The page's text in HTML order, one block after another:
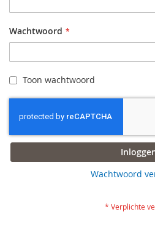
Wachtwoord
Toon wachtwoord
Wachtwoord